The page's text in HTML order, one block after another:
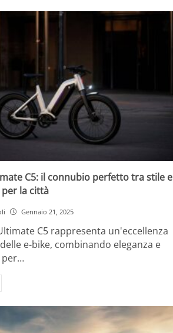
C5: il connubio perfetto tra stile e
la città
Gennaio 21, 2025
C5 rappresenta un'eccellenza
e-bike, combinando eleganza e
per…